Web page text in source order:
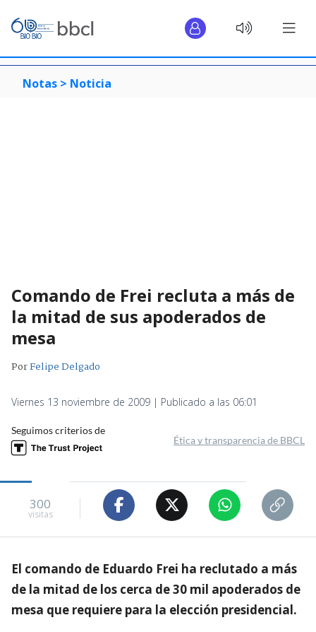
Notas > Noticia
Comando de Frei recluta a más de
la mitad de sus apoderados de
mesa
PorFelipe Delgado
Viernes 13 noviembre de 2009 | Publicado a las 06:01
Seguimos criterios de
Ética y transparencia de BBCL
300
visitas
El comando de Eduardo Frei ha reclutado a más
de la mitad de los cerca de 30 mil apoderados de
mesa que requiere para la elección presidencial.